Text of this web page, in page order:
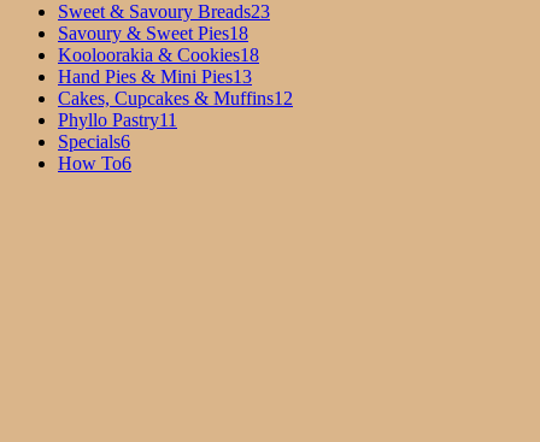
Sweet & Savoury Breads23
Savoury & Sweet Pies18
Kooloorakia & Cookies18
Hand Pies & Mini Pies13
Cakes, Cupcakes & Muffins12
Phyllo Pastry11
Specials6
How To6